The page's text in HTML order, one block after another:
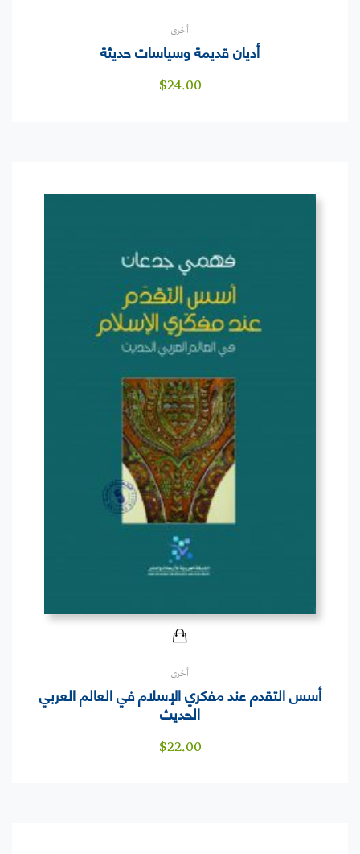
أخرى
أديان قديمة وسياسات حديثة
$24.00
أخرى
أسس التقدم عند مفكري الإسلام في العالم العربي
الحديث
$22.00